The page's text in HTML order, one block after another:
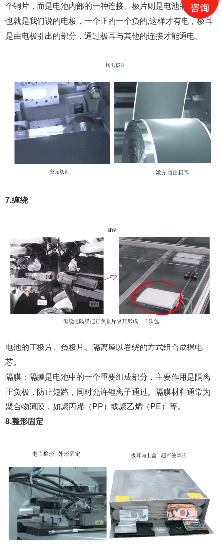
个铜片，而是电池内部的一种连接。极片则是电池的核心，
也就是我们说的电极，一个正的一个负的,这样才有电，极耳
是由电极引出的部分，通过极耳与其他的连接才能通电。
7.缠绕
电池的正极片、负极片、隔离膜以卷绕的方式组合成裸电
芯。
隔膜：隔膜是电池中的一个重要组成部分，主要作用是隔离
正负极，防止短路，同时允许锂离子通过。隔膜材料通常为
聚合物薄膜，如聚丙烯（PP）或聚乙烯（PE）等。
8.整形固定